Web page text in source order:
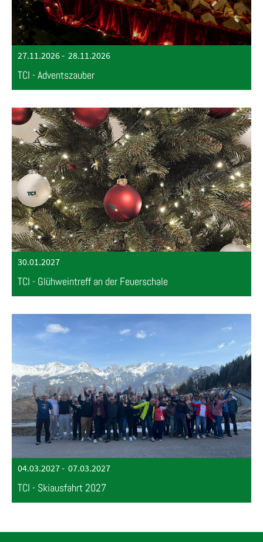
27.11.2026- 28.11.2026
TCI - Adventszauber
30.01.2027
TCI - Glühweintreff an der Feuerschale
04.03.2027- 07.03.2027
TCI - Skiausfahrt 2027